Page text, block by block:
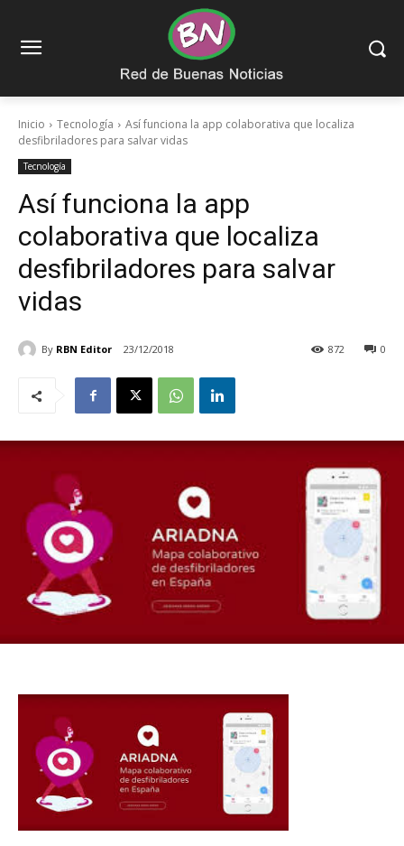
Inicio Tecnología
Así funciona la app colaborativa que localiza
desfibriladores para salvar vidas
Tecnología
Así funciona la app
colaborativa que localiza
desfibriladores para salvar
vidas
By RBN Editor 23/12/2018 0
872